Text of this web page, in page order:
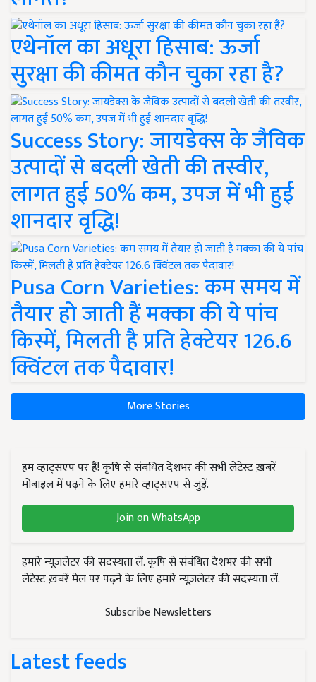
एथेनॉल का अधूरा हिसाब: ऊर्जा
सुरक्षा की कीमत कौन चुका रहा है?
Success Story: जायडेक्स के जैविक
उत्पादों से बदली खेती की तस्वीर,
लागत हुई 50% कम, उपज में भी हुई
शानदार वृद्धि!
Pusa Corn Varieties: कम समय में
तैयार हो जाती हैं मक्का की ये पांच
किस्में, मिलती है प्रति हेक्टेयर 126.6
क्विंटल तक पैदावार!
More Stories
हम व्हाट्सएप पर हैं! कृषि से संबंधित देशभर की सभी लेटेस्ट ख़बरें
मोबाइल में पढ़ने के लिए हमारे व्हाट्सएप से जुड़ें.
Join on WhatsApp
हमारे न्यूज़लेटर की सदस्यता लें. कृषि से संबंधित देशभर की सभी
लेटेस्ट ख़बरें मेल पर पढ़ने के लिए हमारे न्यूज़लेटर की सदस्यता लें.
Subscribe Newsletters
Latest feeds